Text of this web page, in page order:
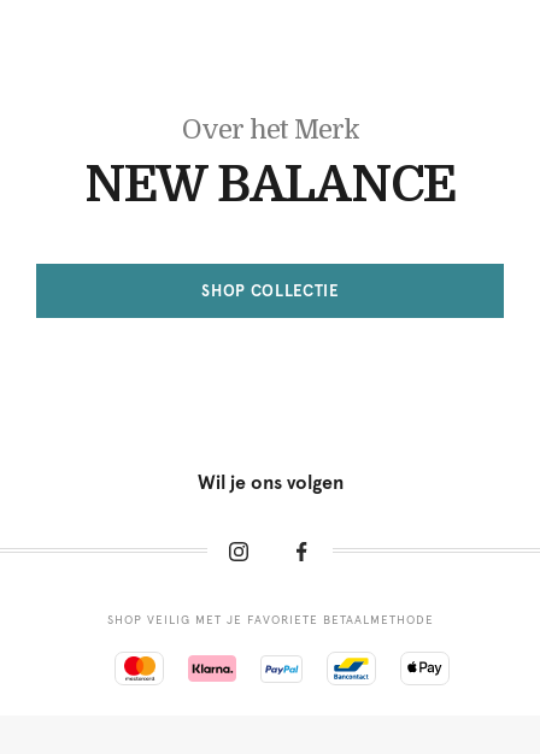
Over het Merk
NEW BALANCE
SHOP COLLECTIE
Wil je ons volgen
SHOP VEILIG MET JE FAVORIETE BETAALMETHODE